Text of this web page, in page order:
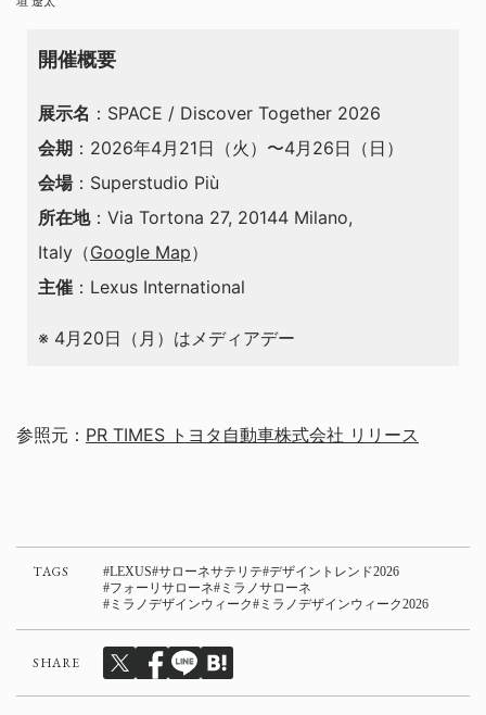
開催概要
展示名 ：SPACE / Discover Together 2026
会期 ：2026年4月21日（火）〜4月26日（日）
会場：Superstudio Più
所在地：Via Tortona 27, 20144 Milano,
Italy（Google Map）
主催 ：Lexus International
※ 4月20日（月）はメディアデー
参照元： PR TIMES トヨタ自動車株式会社 リリース
TAGS LEXUS サローネサテリテ デザイントレンド2026
フォーリサローネ
ミラノサローネ
ミラノデザインウィーク
ミラノデザインウィーク2026
SHARE